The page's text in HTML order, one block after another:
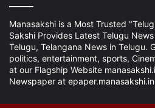
Manasakshi is a Most Trusted
Sakshi Provides Latest Telugu
Telugu, Telangana News in Telugu.
politics, entertainment, sports,
at our Flagship Website
Newspaper at epaper.manasakshi.in